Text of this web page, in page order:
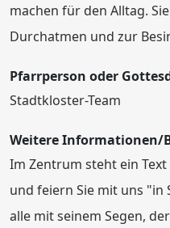
machen für den Alltag.
Durchatmen und zur
Pfarrperson oder
Stadtkloster-Team
Weitere Informationen/
Im Zentrum steht ein
und feiern Sie mit uns "in
alle mit seinem Segen,